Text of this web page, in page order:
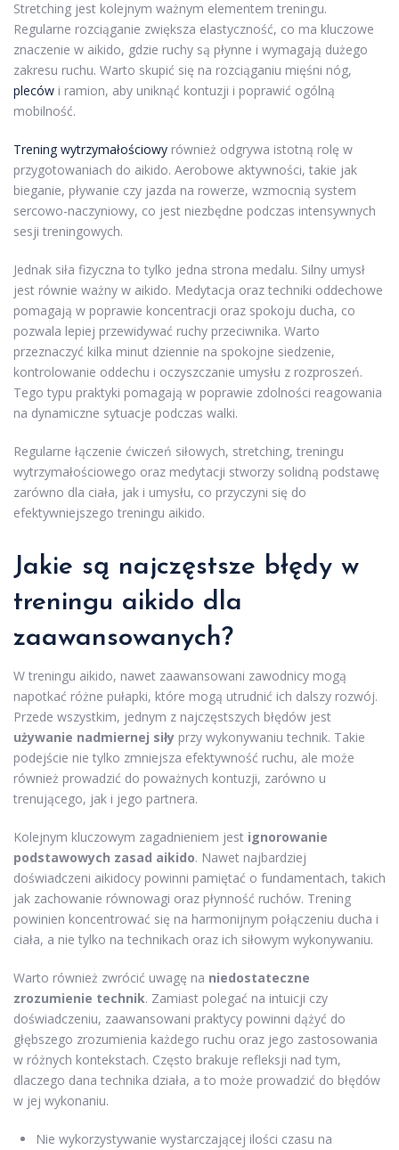
Stretching jest kolejnym ważnym elementem treningu.
Regularne rozciąganie zwiększa elastyczność, co ma kluczowe
znaczenie w aikido, gdzie ruchy są płynne i wymagają dużego
zakresu ruchu. Warto skupić się na rozciąganiu mięśni nóg,
pleców i ramion, aby uniknąć kontuzji i poprawić ogólną
mobilność.
Trening wytrzymałościowy również odgrywa istotną rolę w
przygotowaniach do aikido. Aerobowe aktywności, takie jak
bieganie, pływanie czy jazda na rowerze, wzmocnią system
sercowo-naczyniowy, co jest niezbędne podczas intensywnych
sesji treningowych.
Jednak siła fizyczna to tylko jedna strona medalu. Silny umysł
jest równie ważny w aikido. Medytacja oraz techniki oddechowe
pomagają w poprawie koncentracji oraz spokoju ducha, co
pozwala lepiej przewidywać ruchy przeciwnika. Warto
przeznaczyć kilka minut dziennie na spokojne siedzenie,
kontrolowanie oddechu i oczyszczanie umysłu z rozproszeń.
Tego typu praktyki pomagają w poprawie zdolności reagowania
na dynamiczne sytuacje podczas walki.
Regularne łączenie ćwiczeń siłowych, stretching, treningu
wytrzymałościowego oraz medytacji stworzy solidną podstawę
zarówno dla ciała, jak i umysłu, co przyczyni się do
efektywniejszego treningu aikido.
Jakie są najczęstsze błędy w
treningu aikido dla
zaawansowanych?
W treningu aikido, nawet zaawansowani zawodnicy mogą
napotkać różne pułapki, które mogą utrudnić ich dalszy rozwój.
Przede wszystkim, jednym z najczęstszych błędów jest
używanie nadmiernej siły przy wykonywaniu technik. Takie
podejście nie tylko zmniejsza efektywność ruchu, ale może
również prowadzić do poważnych kontuzji, zarówno u
trenującego, jak i jego partnera.
Kolejnym kluczowym zagadnieniem jest ignorowanie
podstawowych zasad aikido. Nawet najbardziej
doświadczeni aikidocy powinni pamiętać o fundamentach, takich
jak zachowanie równowagi oraz płynność ruchów. Trening
powinien koncentrować się na harmonijnym połączeniu ducha i
ciała, a nie tylko na technikach oraz ich siłowym wykonywaniu.
Warto również zwrócić uwagę na niedostateczne
zrozumienie technik. Zamiast polegać na intuicji czy
doświadczeniu, zaawansowani praktycy powinni dążyć do
głębszego zrozumienia każdego ruchu oraz jego zastosowania
w różnych kontekstach. Często brakuje refleksji nad tym,
dlaczego dana technika działa, a to może prowadzić do błędów
w jej wykonaniu.
Nie wykorzystywanie wystarczającej ilości czasu na